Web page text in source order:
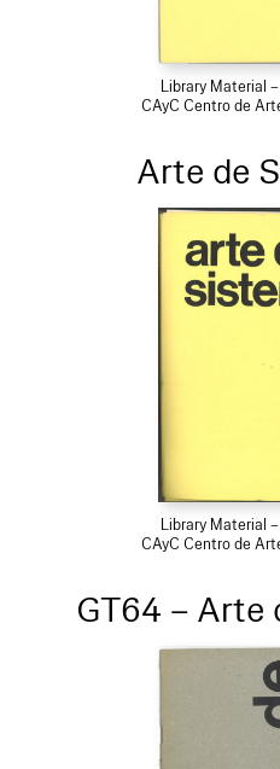
Library Material
CAyC Centro de
Arte de
Library Material
CAyC Centro de
GT64 – Arte